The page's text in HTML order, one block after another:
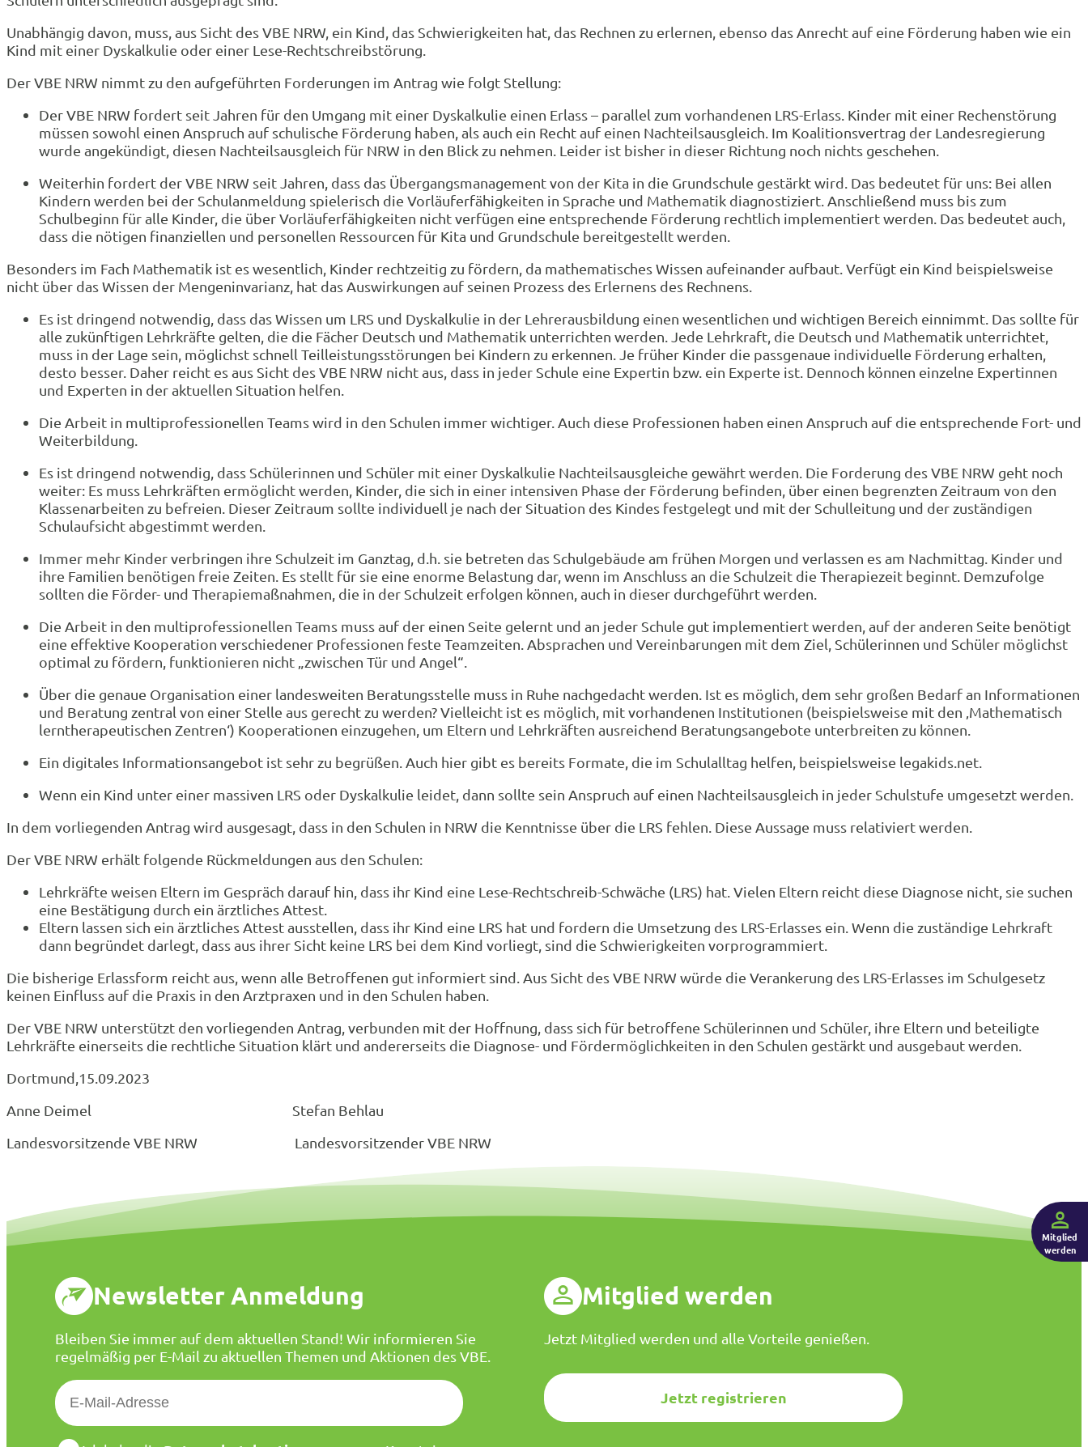
Unabhängig davon, muss, aus Sicht des VBE NRW, ein Kind, das Schwierigkeiten hat, das Rechnen zu erlernen, ebenso das Anrecht auf eine Förderung haben wie ein
Kind mit einer Dyskalkulie oder einer Lese-Rechtschreibstörung.
Der VBE NRW nimmt zu den aufgeführten Forderungen im Antrag wie folgt Stellung:
Der VBE NRW fordert seit Jahren für den Umgang mit einer Dyskalkulie einen Erlass – parallel zum vorhandenen LRS-Erlass. Kinder mit einer Rechenstörung
müssen sowohl einen Anspruch auf schulische Förderung haben, als auch ein Recht auf einen Nachteilsausgleich. Im Koalitionsvertrag der Landesregierung
wurde angekündigt, diesen Nachteilsausgleich für NRW in den Blick zu nehmen. Leider ist bisher in dieser Richtung noch nichts geschehen.
Weiterhin fordert der VBE NRW seit Jahren, dass das Übergangsmanagement von der Kita in die Grundschule gestärkt wird. Das bedeutet für uns: Bei allen
Kindern werden bei der Schulanmeldung spielerisch die Vorläuferfähigkeiten in Sprache und Mathematik diagnostiziert. Anschließend muss bis zum
Schulbeginn für alle Kinder, die über Vorläuferfähigkeiten nicht verfügen eine entsprechende Förderung rechtlich implementiert werden. Das bedeutet auch,
dass die nötigen finanziellen und personellen Ressourcen für Kita und Grundschule bereitgestellt werden.
Besonders im Fach Mathematik ist es wesentlich, Kinder rechtzeitig zu fördern, da mathematisches Wissen aufeinander aufbaut. Verfügt ein Kind beispielsweise
nicht über das Wissen der Mengeninvarianz, hat das Auswirkungen auf seinen Prozess des Erlernens des Rechnens.
Es ist dringend notwendig, dass das Wissen um LRS und Dyskalkulie in der Lehrerausbildung einen wesentlichen und wichtigen Bereich einnimmt. Das sollte für
alle zukünftigen Lehrkräfte gelten, die die Fächer Deutsch und Mathematik unterrichten werden. Jede Lehrkraft, die Deutsch und Mathematik unterrichtet,
muss in der Lage sein, möglichst schnell Teilleistungsstörungen bei Kindern zu erkennen. Je früher Kinder die passgenaue individuelle Förderung erhalten,
desto besser. Daher reicht es aus Sicht des VBE NRW nicht aus, dass in jeder Schule eine Expertin bzw. ein Experte ist. Dennoch können einzelne Expertinnen
und Experten in der aktuellen Situation helfen.
Die Arbeit in multiprofessionellen Teams wird in den Schulen immer wichtiger. Auch diese Professionen haben einen Anspruch auf die entsprechende Fort- und
Weiterbildung.
Es ist dringend notwendig, dass Schülerinnen und Schüler mit einer Dyskalkulie Nachteilsausgleiche gewährt werden. Die Forderung des VBE NRW geht noch
weiter: Es muss Lehrkräften ermöglicht werden, Kinder, die sich in einer intensiven Phase der Förderung befinden, über einen begrenzten Zeitraum von den
Klassenarbeiten zu befreien. Dieser Zeitraum sollte individuell je nach der Situation des Kindes festgelegt und mit der Schulleitung und der zuständigen
Schulaufsicht abgestimmt werden.
Immer mehr Kinder verbringen ihre Schulzeit im Ganztag, d.h. sie betreten das Schulgebäude am frühen Morgen und verlassen es am Nachmittag. Kinder und
ihre Familien benötigen freie Zeiten. Es stellt für sie eine enorme Belastung dar, wenn im Anschluss an die Schulzeit die Therapiezeit beginnt. Demzufolge
sollten die Förder- und Therapiemaßnahmen, die in der Schulzeit erfolgen können, auch in dieser durchgeführt werden.
Die Arbeit in den multiprofessionellen Teams muss auf der einen Seite gelernt und an jeder Schule gut implementiert werden, auf der anderen Seite benötigt
eine effektive Kooperation verschiedener Professionen feste Teamzeiten. Absprachen und Vereinbarungen mit dem Ziel, Schülerinnen und Schüler möglichst
optimal zu fördern, funktionieren nicht „zwischen Tür und Angel“.
Über die genaue Organisation einer landesweiten Beratungsstelle muss in Ruhe nachgedacht werden. Ist es möglich, dem sehr großen Bedarf an Informationen
und Beratung zentral von einer Stelle aus gerecht zu werden? Vielleicht ist es möglich, mit vorhandenen Institutionen (beispielsweise mit den ‚Mathematisch
lerntherapeutischen Zentren‘) Kooperationen einzugehen, um Eltern und Lehrkräften ausreichend Beratungsangebote unterbreiten zu können.
Ein digitales Informationsangebot ist sehr zu begrüßen. Auch hier gibt es bereits Formate, die im Schulalltag helfen, beispielsweise legakids.net.
Wenn ein Kind unter einer massiven LRS oder Dyskalkulie leidet, dann sollte sein Anspruch auf einen Nachteilsausgleich in jeder Schulstufe umgesetzt werden.
In dem vorliegenden Antrag wird ausgesagt, dass in den Schulen in NRW die Kenntnisse über die LRS fehlen. Diese Aussage muss relativiert werden.
Der VBE NRW erhält folgende Rückmeldungen aus den Schulen:
Lehrkräfte weisen Eltern im Gespräch darauf hin, dass ihr Kind eine Lese-Rechtschreib-Schwäche (LRS) hat. Vielen Eltern reicht diese Diagnose nicht, sie suchen
eine Bestätigung durch ein ärztliches Attest.
Eltern lassen sich ein ärztliches Attest ausstellen, dass ihr Kind eine LRS hat und fordern die Umsetzung des LRS-Erlasses ein. Wenn die zuständige Lehrkraft
dann begründet darlegt, dass aus ihrer Sicht keine LRS bei dem Kind vorliegt, sind die Schwierigkeiten vorprogrammiert.
Die bisherige Erlassform reicht aus, wenn alle Betroffenen gut informiert sind. Aus Sicht des VBE NRW würde die Verankerung des LRS-Erlasses im Schulgesetz
keinen Einfluss auf die Praxis in den Arztpraxen und in den Schulen haben.
Der VBE NRW unterstützt den vorliegenden Antrag, verbunden mit der Hoffnung, dass sich für betroffene Schülerinnen und Schüler, ihre Eltern und beteiligte
Lehrkräfte einerseits die rechtliche Situation klärt und andererseits die Diagnose- und Fördermöglichkeiten in den Schulen gestärkt und ausgebaut werden.
Dortmund,15.09.2023
Anne Deimel Stefan Behlau
Landesvorsitzende VBE NRW Landesvorsitzender VBE NRW
Newsletter Anmeldung
Bleiben Sie immer auf dem aktuellen Stand! Wir informieren Sie
regelmäßig per E-Mail zu aktuellen Themen und Aktionen des VBE.
E
-
M
Mitglied werden
Jetzt Mitglied werden und alle Vorteile genießen.
Jetzt registrieren
Mitglied
werden